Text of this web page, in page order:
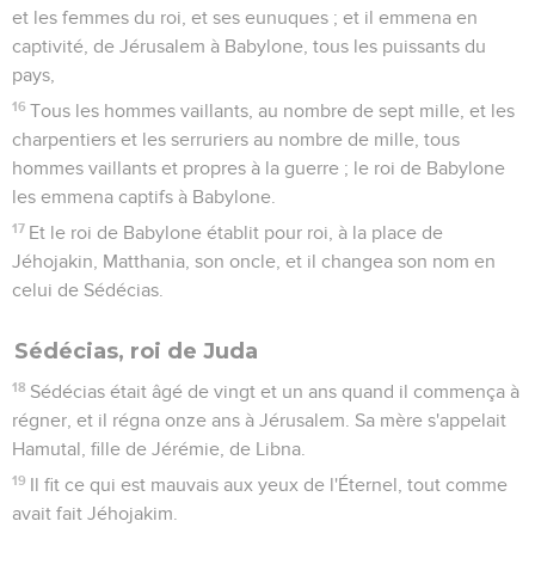
gens de guerre, et cinq hommes de ceux qui voyaient la face
du roi, qui se trouvèrent dans la ville, le secrétaire en chef de
l'armée, qui enrôlait le peuple du pays, et soixante hommes
d'entre le peuple du pays, qui furent trouvés dans la ville.
Nébuzar-Adan, capitaine des gardes, les prit et les mena
au roi de Babylone, à Ribla.
21 Et le roi de Babylone les frappa, et les fit mourir à Ribla, au
pays de Hamath. Ainsi Juda fut transporté hors de son pays.
Guedalia, gouverneur du pays de Juda
Juda et que Nébucadnetsar, roi de Babylone, y avait laissé, il
lui donna pour gouverneur Guédalia, fils d'Achikam, fils de
Shaphan.
23 Et lorsque tous les capitaines des gens de guerre et leurs
gens eurent appris que le roi de Babylone avait établi pour
gouverneur Guédalia, ils vinrent vers Guédalia à Mitspa,